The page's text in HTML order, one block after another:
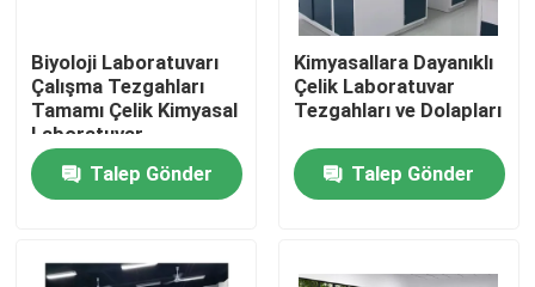
Ürün:% s
Hakkımızda
Biyoloji Laboratuvarı
Çalışma Tezgahları
Tamamı Çelik Kimyasal
Laboratuvar
Mobilyaları
Talep Gönder
Kimyasallara Dayanıklı
Çelik Laboratuvar
Tezgahları ve Dolapları
Talep Gönder